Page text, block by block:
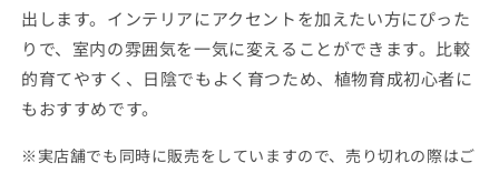
出します。インテリアにアクセントを加えたい方にぴった
りで、室内の雰囲気を一気に変えることができます。比較
的育てやすく、日陰でもよく育つため、植物育成初心者に
もおすすめです。
※実店舗でも同時に販売をしていますので、売り切れの際はご